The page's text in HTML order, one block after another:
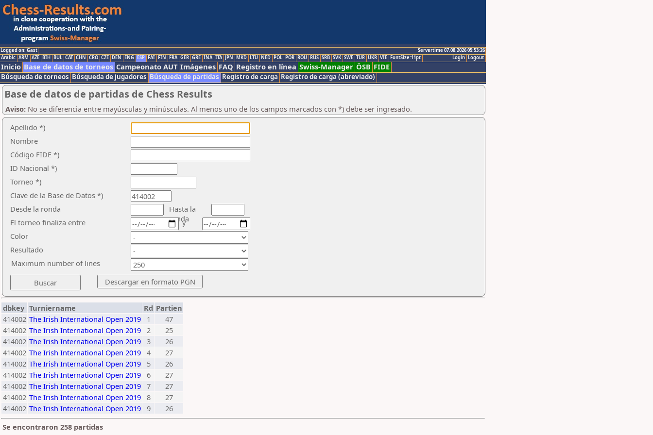
Logged on: Gast
Servertime 07.08.2026 05:53:26
Logout
Login
Arabic ARM AZE BIH BUL CAT CHN CRO CZE DEN ENG ESP FAI FIN FRA GER GRE INA ITA JPN MKD LTU NED POL POR ROU RUS SRB SVK SWE TUR UKR VIE FontSize:11pt
Inicio Base de datos de torneos Campeonato AUT Imágenes FAQ Registro en línea Swiss-Manager ÖSB FIDE
Búsqueda de torneos Búsqueda de jugadores Búsqueda de partidas Registro de carga Registro de carga (abreviado)
Base de datos de partidas de Chess Results
Aviso: No se diferencia entre mayúsculas y minúsculas. Al menos uno de los campos marcados con *) debe ser ingresado.
Apellido *)
Nombre
Código FIDE *)
ID Nacional *)
Torneo *)
Clave de la Base de Datos *)
Desde la ronda
Hasta la
ronda
El torneo finaliza entre
Color
Resultado
y
Maximum number of lines
dbkey Turniername Rd Partien
414002 The Irish International Open 2019 1
47
414002 The Irish International Open 2019 2
25
414002 The Irish International Open 2019 3
26
414002 The Irish International Open 2019 4
27
414002 The Irish International Open 2019 5
26
414002 The Irish International Open 2019 6
27
414002 The Irish International Open 2019 7
27
414002 The Irish International Open 2019 8
27
414002 The Irish International Open 2019 9
26
Se encontraron 258 partidas